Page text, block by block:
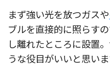
まず強い光を放つガスや
ブルを直接的に照らす
し離れたところに設置
うな役目がいいと思いま